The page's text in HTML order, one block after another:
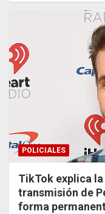
POLICIALES
TikTok explica
transmisión de
forma